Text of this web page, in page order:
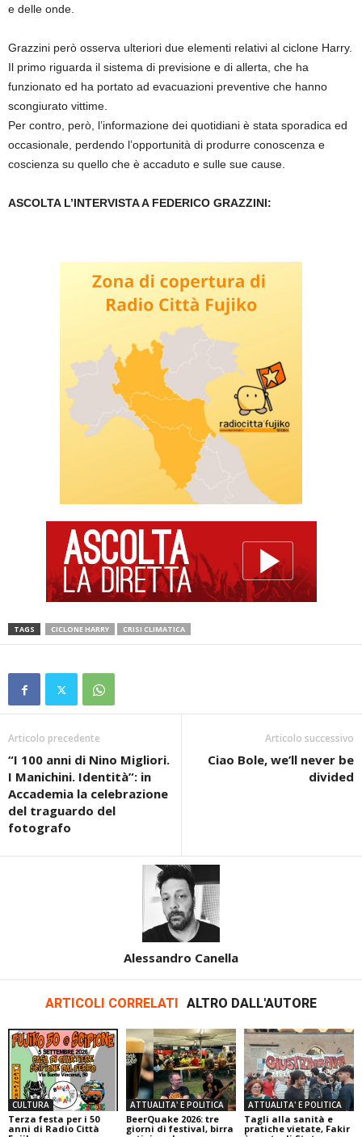
e delle onde.
Grazzini però osserva ulteriori due elementi relativi al ciclone Harry.
Il primo riguarda il sistema di previsione e di allerta, che ha
funzionato ed ha portato ad evacuazioni preventive che hanno
scongiurato vittime.
Per contro, però, l’informazione dei quotidiani è stata sporadica ed
occasionale, perdendo l’opportunità di produrre conoscenza e
coscienza su quello che è accaduto e sulle sue cause.
ASCOLTA L’INTERVISTA A FEDERICO GRAZZINI:
TAGS CICLONE HARRY CRISI CLIMATICA
Articolo precedente
“I 100 anni di Nino Migliori.
I Manichini. Identità”: in
Accademia la celebrazione
del traguardo del
fotografo
Articolo successivo
Ciao Bole, we’ll never be
divided
Alessandro Canella
ARTICOLI CORRELATI ALTRO DALL'AUTORE
CULTURA
Terza festa per i 50
anni di Radio Città
ATTUALITA' E POLITICA
BeerQuake 2026: tre
giorni di festival, birra
ATTUALITA' E POLITICA
Tagli alla sanità e
pratiche vietate, Fakir